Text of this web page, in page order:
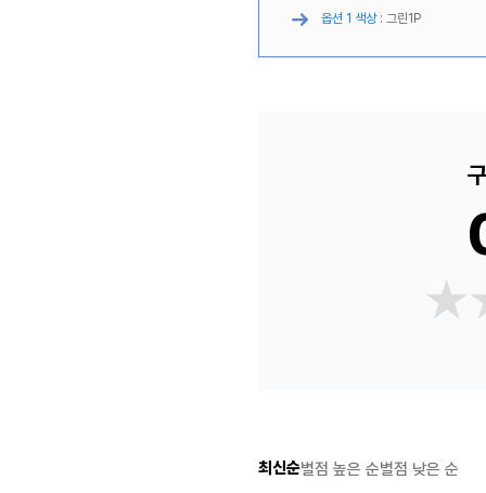
옵션 1 색상 : 그린1P
최신순별점 높은 순별점 낮은 순